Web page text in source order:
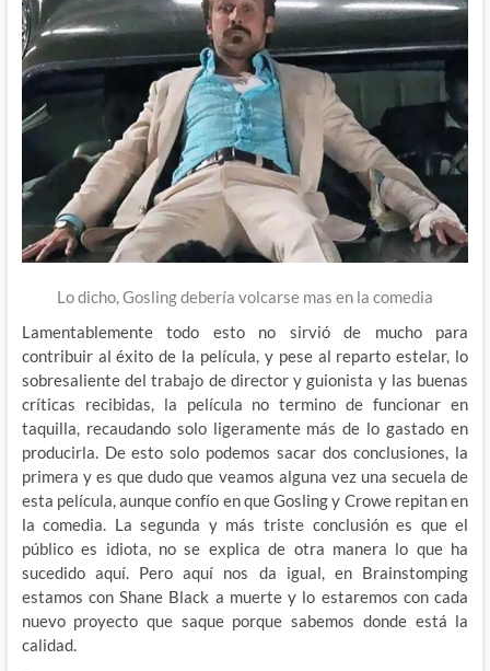
Lo dicho, Gosling debería volcarse mas en la comedia
Lamentablemente todo esto no sirvió de mucho para
contribuir al éxito de la película, y pese al reparto estelar, lo
sobresaliente del trabajo de director y guionista y las buenas
críticas recibidas, la película no termino de funcionar en
taquilla, recaudando solo ligeramente más de lo gastado en
producirla. De esto solo podemos sacar dos conclusiones, la
primera y es que dudo que veamos alguna vez una secuela de
esta película, aunque confío en que Gosling y Crowe repitan en
la comedia. La segunda y más triste conclusión es que el
público es idiota, no se explica de otra manera lo que ha
sucedido aquí. Pero aquí nos da igual, en Brainstomping
estamos con Shane Black a muerte y lo estaremos con cada
nuevo proyecto que saque porque sabemos donde está la
calidad.